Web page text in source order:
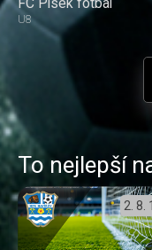
U8
To nejlepší
2. 8.